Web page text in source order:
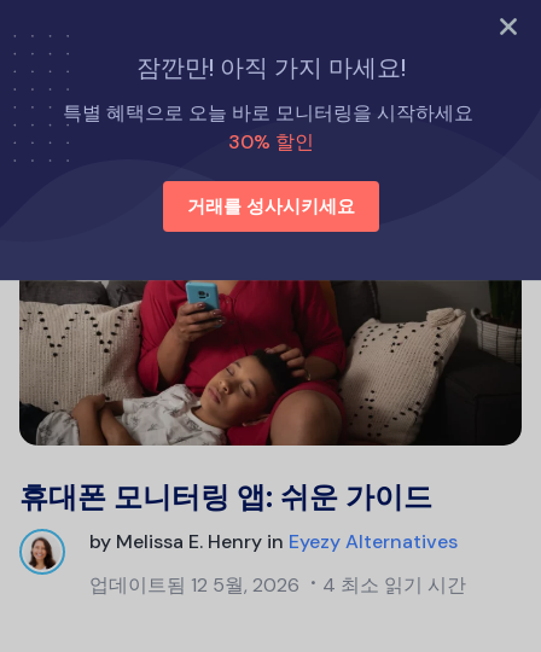
지금 바로 시도해 보세요
잠깐만! 아직 가지 마세요!
특별 혜택으로 오늘 바로 모니터링을 시작하세요
30% 할인
거래를 성사시키세요
휴대폰 모니터링 앱: 쉬운 가이드
by Melissa E. Henry in Eyezy Alternatives
업데이트됨 12 5월, 2026 4 최소 읽기 시간